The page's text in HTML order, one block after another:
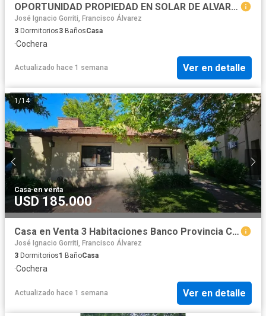
OPORTUNIDAD PROPIEDAD EN SOLAR DE ALVAREZ!!!!
José Ignacio Gorriti, Francisco Álvarez
3 Dormitorios3 BañosCasa
·Cochera
Actualizado hace 1 semana Ver en detalle
1/14
Casa·en venta
USD 185.000
Casa en Venta 3 Habitaciones Banco Provincia Country Club
José Ignacio Gorriti, Francisco Álvarez
3 Dormitorios1 BañoCasa
·Cochera
Actualizado hace 1 semana Ver en detalle